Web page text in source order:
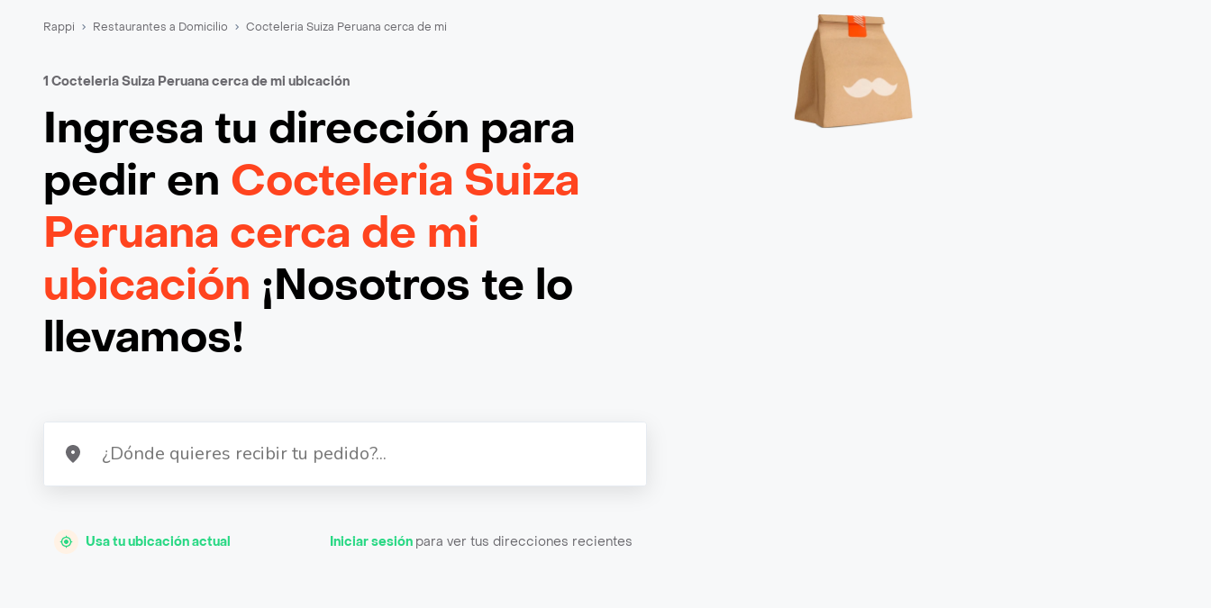
Rappi Restaurantes a Domicilio Cocteleria Suiza Peruana cerca de mi
1 Cocteleria Suiza Peruana cerca de mi ubicación
Ingresa tu dirección para
pedir en Cocteleria Suiza
Peruana cerca de mi
ubicación ¡Nosotros te lo
llevamos!
Usa tu ubicación actual Iniciar sesión para ver tus direcciones recientes